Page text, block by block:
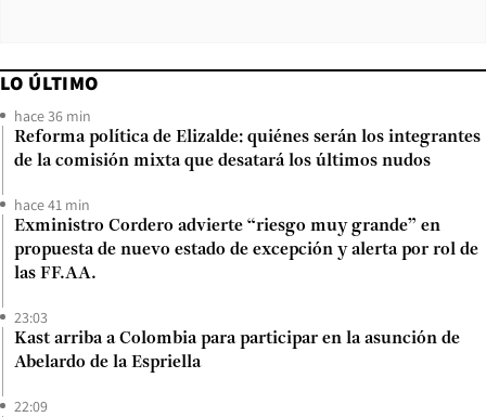
LO ÚLTIMO
hace 36 min
Reforma política de Elizalde: quiénes serán los integrantes
de la comisión mixta que desatará los últimos nudos
hace 41 min
Exministro Cordero advierte “riesgo muy grande” en
propuesta de nuevo estado de excepción y alerta por rol de
las FF.AA.
23:03
Kast arriba a Colombia para participar en la asunción de
Abelardo de la Espriella
22:09